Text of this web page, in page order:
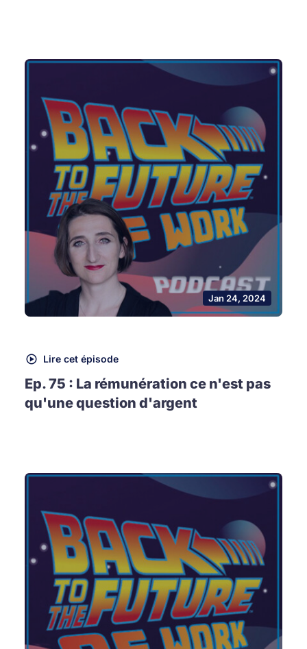
Jan 24, 2024
Lire cet épisode
Ep. 75 : La rémunération ce n'est pas
qu'une question d'argent